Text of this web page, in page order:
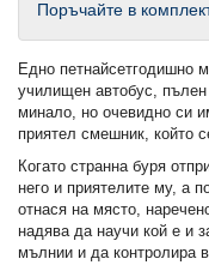
Поръчайте в
Eдно петнайсетгодишно
училищен автобус,
минало, но очевидно си
приятел смешник, който
Когато странна буря
него и приятелите му, а
отнася на място,
надява да научи кой е и
мълнии и да контролира